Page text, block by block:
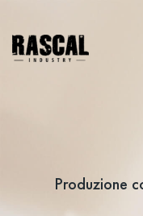
Produzione